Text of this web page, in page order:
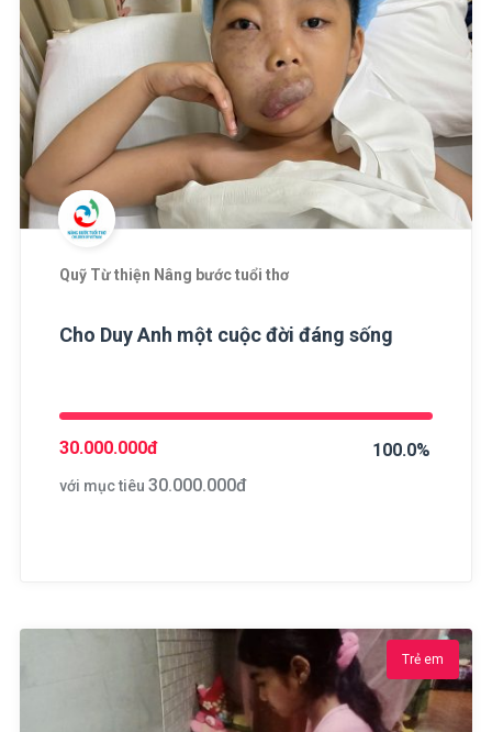
Quỹ Từ thiện Nâng bước tuổi thơ
Cho Duy Anh một cuộc đời đáng sống
100.0%
30.000.000đ
với mục tiêu 30.000.000đ
Trẻ em